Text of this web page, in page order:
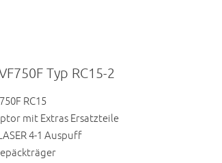
Typ RC15-2
RC15
mit Extras Ersatzteile
4-1 Auspuff